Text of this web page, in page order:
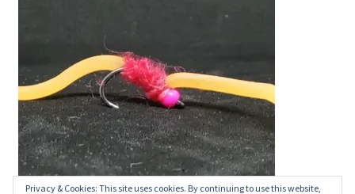
Privacy & Cookies: This site uses cookies. By continuing to use this website,